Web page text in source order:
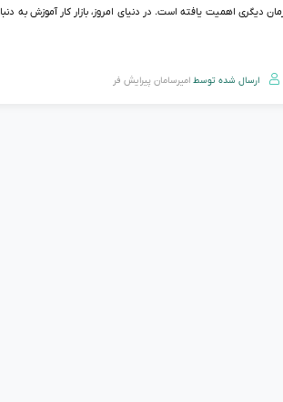
دیگری اهمیت یافته است. در دنیای امروز، بازار کار آموزش به
ارسال شده توسطامیرسامان پیرایش فر